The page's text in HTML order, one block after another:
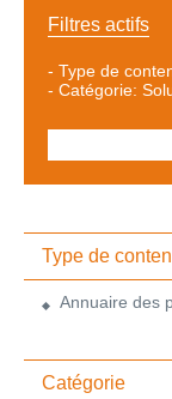
Filtres actifs
- Type de
- Catégorie:
Type de
Annuaire des
Catégorie